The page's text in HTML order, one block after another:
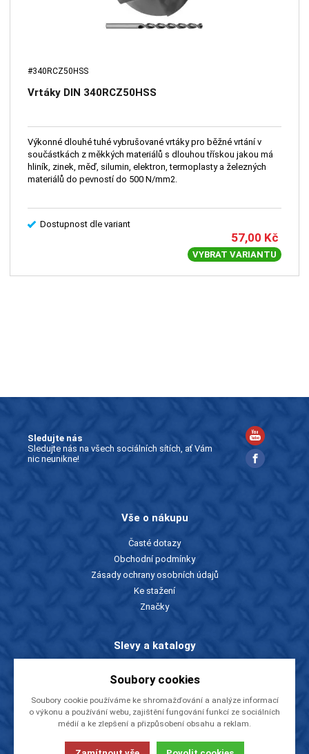
#340RCZ50HSS
Vrtáky DIN 340RCZ50HSS
Výkonné dlouhé tuhé vybrušované vrtáky pro běžné vrtání v
součástkách z měkkých materiálů s dlouhou třískou jakou má
hliník, zinek, měď, silumin, elektron, termoplasty a železných
materiálů do pevností do 500 N/mm2.
Dostupnost dle variant
57,00 Kč
VYBRAT VARIANTU
Sledujte nás
Sledujte nás na všech sociálních sítích, ať Vám
nic neunikne!
Vše o nákupu
Časté dotazy
Obchodní podmínky
Zásady ochrany osobních údajů
Ke stažení
Značky
Slevy a katalogy
Ceníky a katalogy
Rady a tipy
O firmě
Soubory cookies
Soubory cookie používáme ke shromažďování a analýze informací
o výkonu a používání webu, zajištění fungování funkcí ze sociálních
médií a ke zlepšení a přizpůsobení obsahu a reklam.